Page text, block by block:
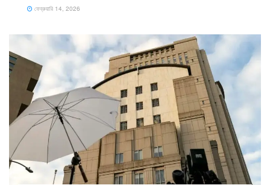
ফেব্রুয়ারি 14, 2026